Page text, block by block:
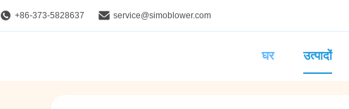
+86-373-5828637 service@simoblower.com
घर उत्पादों